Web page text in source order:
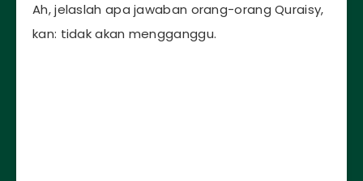
Ah, jelaslah apa jawaban orang-orang Quraisy,
kan: tidak akan mengganggu.